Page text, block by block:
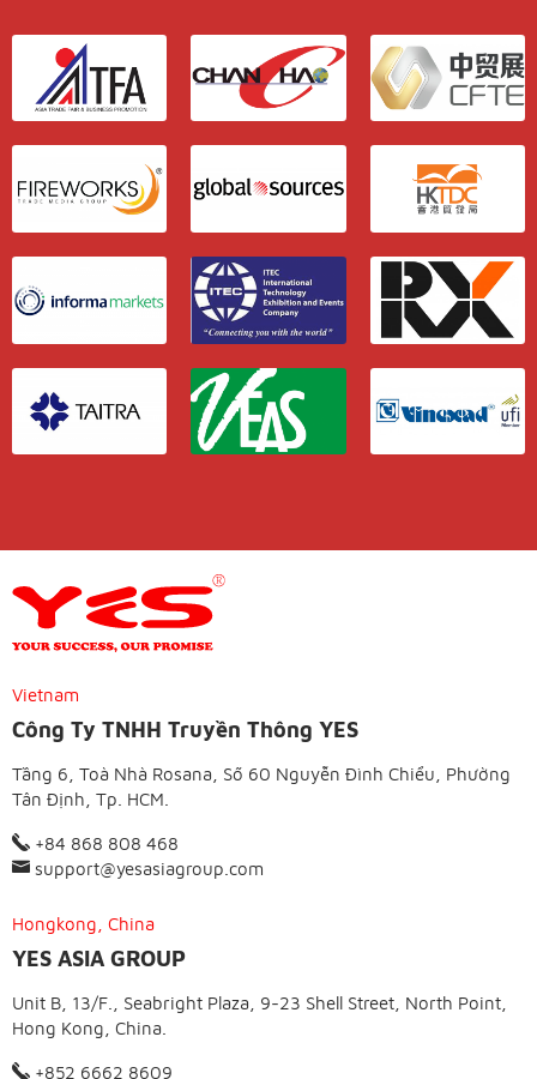
Vietnam
Công Ty TNHH Truyền Thông YES
Tầng 6, Toà Nhà Rosana, Số 60 Nguyễn Đình Chiểu, Phường
Tân Định, Tp. HCM.
+84 868 808 468
support@yesasiagroup.com
Hongkong, China
YES ASIA GROUP
Unit B, 13/F., Seabright Plaza, 9-23 Shell Street, North Point,
Hong Kong, China.
+852 6662 8609